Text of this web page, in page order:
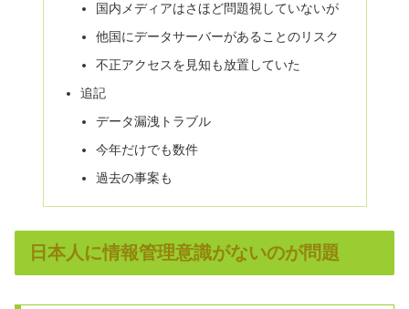
国内メディアはさほど問題視していないが
他国にデータサーバーがあることのリスク
不正アクセスを見知も放置していた
追記
データ漏洩トラブル
今年だけでも数件
過去の事案も
日本人に情報管理意識がないのが問題